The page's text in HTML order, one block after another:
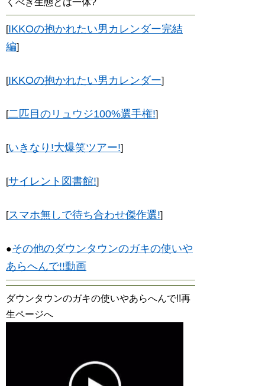
くべき生態とは一体?
[IKKOの抱かれたい男カレンダー完結
編]
[IKKOの抱かれたい男カレンダー]
[二匹目のリュウジ100%選手権!]
[いきなり!大爆笑ツアー!]
[サイレント図書館!]
[スマホ無しで待ち合わせ傑作選!]
●その他のダウンタウンのガキの使いや
あらへんで!!動画
ダウンタウンのガキの使いやあらへんで!!再
生ページへ